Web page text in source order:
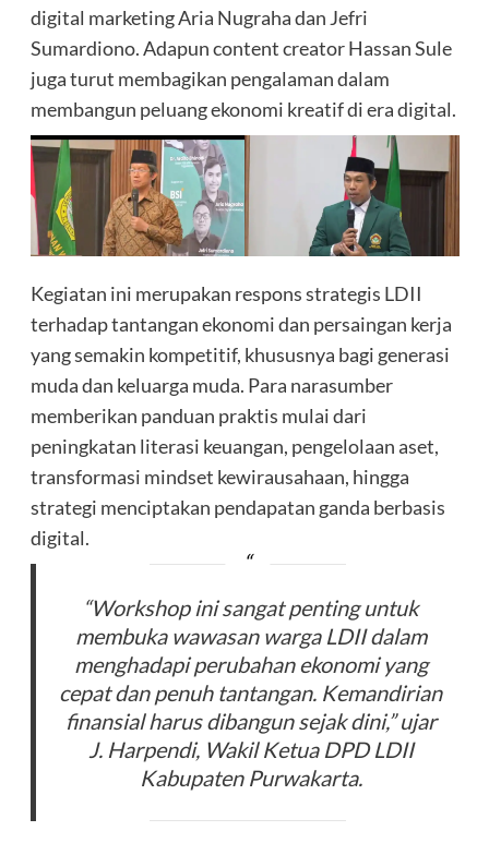
digital marketing Aria Nugraha dan Jefri
Sumardiono. Adapun content creator Hassan Sule
juga turut membagikan pengalaman dalam
membangun peluang ekonomi kreatif di era digital.
Kegiatan ini merupakan respons strategis LDII
terhadap tantangan ekonomi dan persaingan kerja
yang semakin kompetitif, khususnya bagi generasi
muda dan keluarga muda. Para narasumber
memberikan panduan praktis mulai dari
peningkatan literasi keuangan, pengelolaan aset,
transformasi mindset kewirausahaan, hingga
strategi menciptakan pendapatan ganda berbasis
digital.
“Workshop ini sangat penting untuk
membuka wawasan warga LDII dalam
menghadapi perubahan ekonomi yang
cepat dan penuh tantangan. Kemandirian
finansial harus dibangun sejak dini,” ujar
J. Harpendi, Wakil Ketua DPD LDII
Kabupaten Purwakarta.